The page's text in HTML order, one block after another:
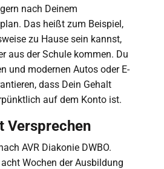
nach Deinem
Das heißt zum Beispiel,
zu Hause sein kannst,
aus der Schule kommen. Du
und modernen Autos oder E-
dass Dein Gehalt
auf dem Konto ist.
Versprechen
AVR Diakonie DWBO.
Wochen der Ausbildung